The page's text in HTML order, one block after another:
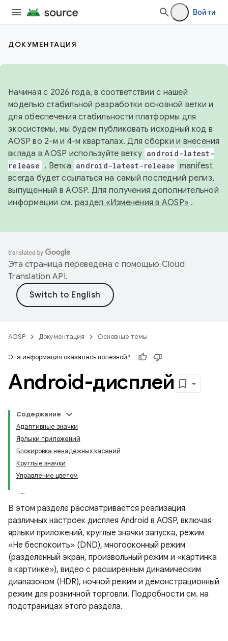
Войти
ДОКУМЕНТАЦИЯ
Начиная с 2026 года, в соответствии с нашей
моделью стабильной разработки основной ветки и
для обеспечения стабильности платформы для
экосистемы, мы будем публиковать исходный код в
AOSP во 2-м и 4-м кварталах. Для сборки и внесения
вклада в AOSP используйте ветку android-latest-
release . Ветка android-latest-release manifest
всегда будет ссылаться на самый последний релиз,
выпущенный в AOSP. Для получения дополнительной
информации см. раздел «Изменения в AOSP» .
Эта страница переведена с помощью Cloud
Translation API.
AOSP Документация Основные темы
Эта информация оказалась полезной?
Android-дисплей
Содержание
Адаптивные значки
Ярлыки приложений
Блокировка ненадежных касаний
Круглые значки
Управление цветом
В этом разделе рассматривается реализация
различных настроек дисплея Android в AOSP, включая
ярлыки приложений, круглые значки запуска, режим
«Не беспокоить» (DND), многооконный режим
(разделенный экран, произвольный режим и «картинка
в картинке»), видео с расширенным динамическим
диапазоном (HDR), ночной режим и демонстрационный
режим для розничной торговли. Подробности см. на
подстраницах этого раздела.